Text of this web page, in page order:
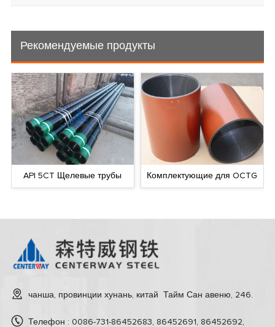
Рекомендуемые продукты
API 5CT Щелевые трубы Комплектующие для OCTG
чанша, провинции хунань, китай Тайм Сан авеню, 246.
Телефон : 0086-731-86452683, 86452691, 86452692,